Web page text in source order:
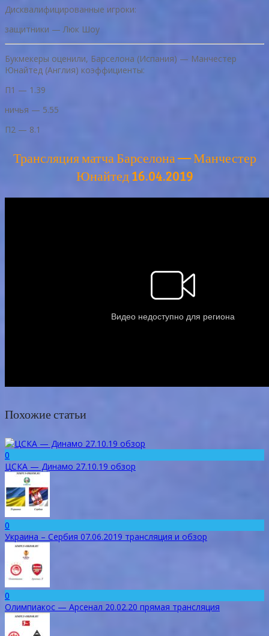
Дисквалифицированные игроки:
защитники — Люк Шоу
Букмекеры оценили, Барселона (Испания) — Манчестер
Юнайтед (Англия) коэффициенты:
П1 — 1.39
ничья — 5.55
П2 — 8.1
Трансляция матча Барселона — Манчестер
Юнайтед 16.04.2019
Похожие статьи
0
ЦСКА — Динамо 27.10.19 обзор
0
Украина – Сербия 07.06.2019 трансляция и обзор
0
Олимпиакос — Арсенал 20.02.20 прямая трансляция